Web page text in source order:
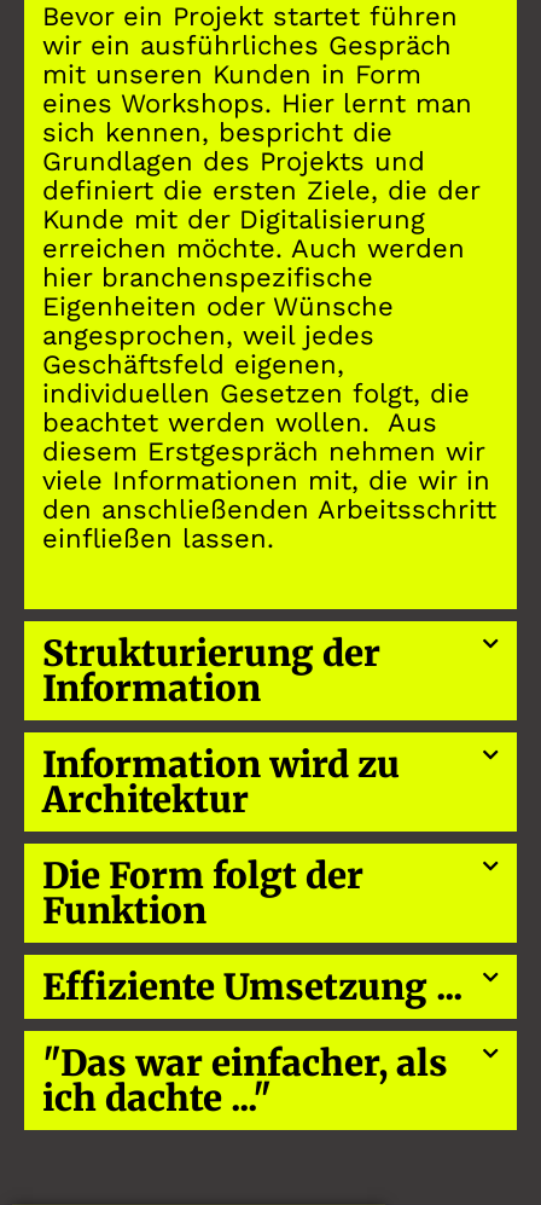
Bevor ein Projekt startet führen
wir ein ausführliches Gespräch
mit unseren Kunden in Form
eines Workshops. Hier lernt man
sich kennen, bespricht die
Grundlagen des Projekts und
definiert die ersten Ziele, die der
Kunde mit der Digitalisierung
erreichen möchte. Auch werden
hier branchenspezifische
Eigenheiten oder Wünsche
angesprochen, weil jedes
Geschäftsfeld eigenen,
individuellen Gesetzen folgt, die
beachtet werden wollen. Aus
diesem Erstgespräch nehmen wir
viele Informationen mit, die wir in
den anschließenden Arbeitsschritt
einfließen lassen.
Strukturierung der
Information
Information wird zu
Architektur
Die Form folgt der
Funktion
Effiziente Umsetzung ...
"Das war einfacher, als
ich dachte ..."